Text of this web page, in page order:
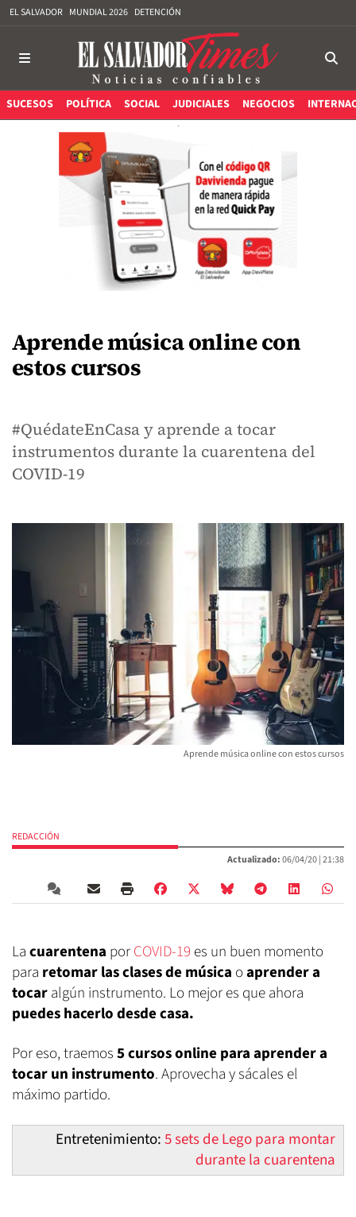
EL SALVADOR MUNDIAL 2026 DETENCIÓN
SUCESOS POLÍTICA SOCIAL JUDICIALES NEGOCIOS
Aprende música online con
estos cursos
#QuédateEnCasa y aprende a tocar
instrumentos durante la cuarentena del
COVID-19
Aprende música online con estos cursos
REDACCIÓN
Actualizado:06/04/20 |21:38
Lacuarentena porCOVID-19 es un buen momento
para retomar las clases de música oaprender a
tocaralgún instrumento. Lo mejor es que ahora
puedes hacerlo desde casa.
Por eso, traemos5 cursos online para aprender a
tocar un instrumento. Aprovecha y sácales el
máximo partido.
Entretenimiento:5 sets de Lego para montar
durante la cuarentena